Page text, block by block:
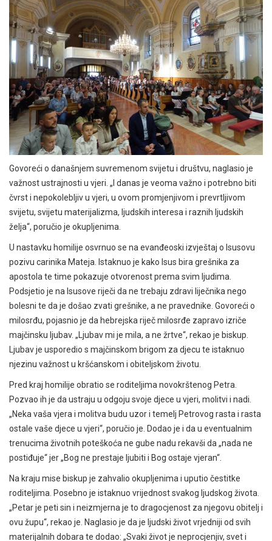
Govoreći o današnjem suvremenom svijetu i društvu, naglasio je
važnost ustrajnosti u vjeri. „I danas je veoma važno i potrebno biti
čvrst i nepokolebljiv u vjeri, u ovom promjenjivom i prevrtljivom
svijetu, svijetu materijalizma, ljudskih interesa i raznih ljudskih
želja“, poručio je okupljenima.
U nastavku homilije osvrnuo se na evanđeoski izvještaj o Isusovu
pozivu carinika Mateja. Istaknuo je kako Isus bira grešnika za
apostola te time pokazuje otvorenost prema svim ljudima.
Podsjetio je na Isusove riječi da ne trebaju zdravi liječnika nego
bolesni te da je došao zvati grešnike, a ne pravednike. Govoreći o
milosrđu, pojasnio je da hebrejska riječ milosrđe zapravo izriče
majčinsku ljubav. „Ljubav mi je mila, a ne žrtve“, rekao je biskup.
Ljubav je usporedio s majčinskom brigom za djecu te istaknuo
njezinu važnost u kršćanskom i obiteljskom životu.
Pred kraj homilije obratio se roditeljima novokrštenog Petra.
Pozvao ih je da ustraju u odgoju svoje djece u vjeri, molitvi i nadi.
„Neka vaša vjera i molitva budu uzor i temelj Petrovog rasta i rasta
ostale vaše djece u vjeri“, poručio je. Dodao je i da u eventualnim
trenucima životnih poteškoća ne gube nadu rekavši da „nada ne
postiđuje“ jer „Bog ne prestaje ljubiti i Bog ostaje vjeran“.
Na kraju mise biskup je zahvalio okupljenima i uputio čestitke
roditeljima. Posebno je istaknuo vrijednost svakog ljudskog života.
„Petar je peti sin i neizmjerna je to dragocjenost za njegovu obitelj i
ovu župu“, rekao je. Naglasio je da je ljudski život vrjedniji od svih
materijalnih dobara te dodao: „Svaki život je neprocjenjiv, svet i